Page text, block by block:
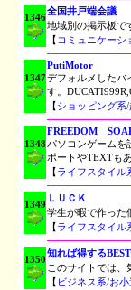
1346
全国井戸端会議
地域別の掲示板で
【 コミュニケーシ
1347
PutiMotor
デフォルメしたバ
す。
【ショッピング系
1348
FREEDOM
パソコンゲームを
ポートやTEXTも
【ライフスタイル
1349
ＬＵＣＫ
学生が暇で作った
【ライフスタイル
1350
知れば得する
このサイトでは
【 ビジネス系/お